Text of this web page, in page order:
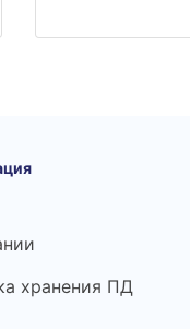
хранения ПД